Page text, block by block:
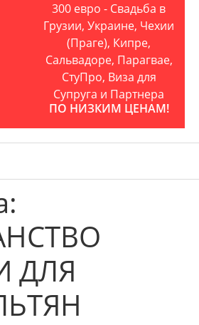
300 евро - Свадьба в
Грузии, Украине, Чехии
(Праге), Кипре,
Сальвадоре, Парагвае,
СтуПро, Виза для
Супруга и Партнера
ПО НИЗКИМ ЦЕНАМ!
ДЛЯ